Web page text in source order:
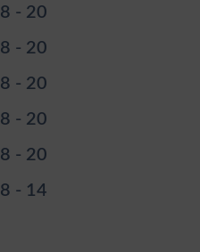
8 - 20
8 - 20
8 - 20
8 - 20
8 - 20
8 - 14